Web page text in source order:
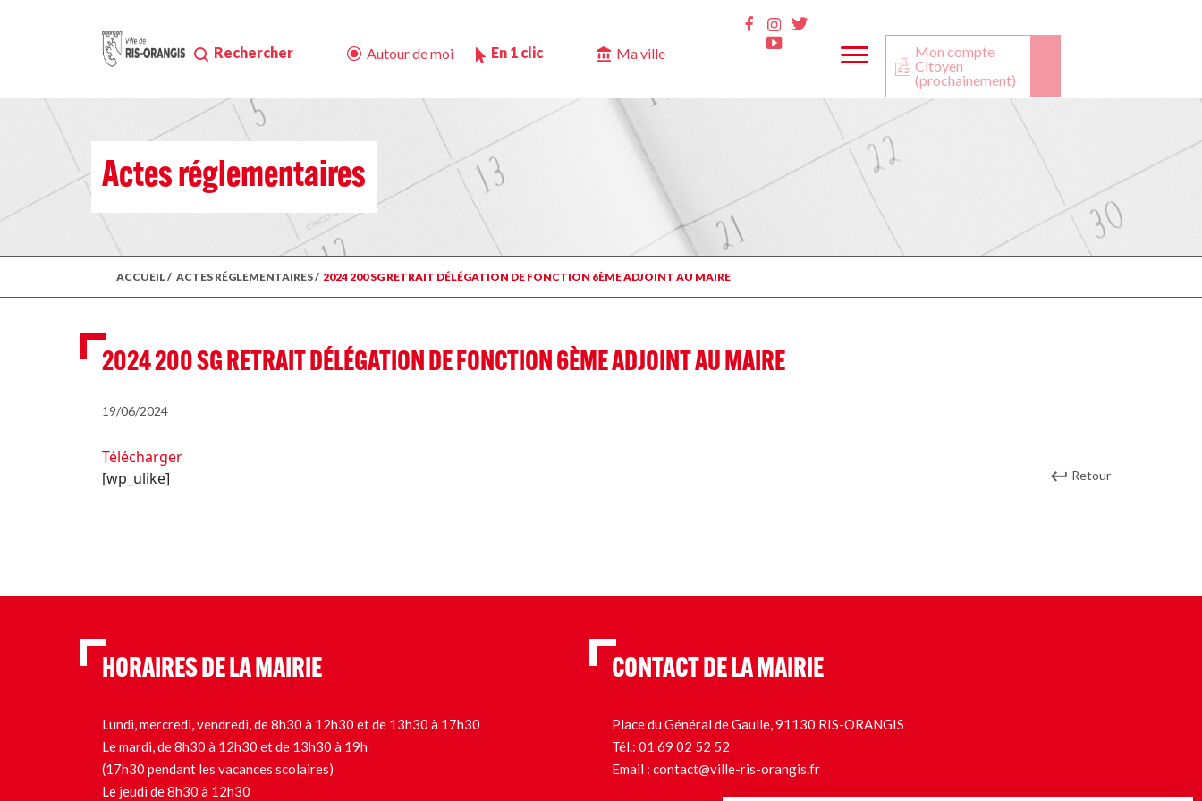
Rechercher Autour de moi En 1 clic Ma ville
Facebook
InstaTwitter
Youtube
Mon compte
Citoyen
(prochainement)
Actes réglementaires
ACCUEIL/ ACTES RÉGLEMENTAIRES/ 2024 200 SG RETRAIT DÉLÉGATION DE FONCTION 6ÈME ADJOINT AU MAIRE
2024 200 SG RETRAIT DÉLÉGATION DE FONCTION 6ÈME ADJOINT AU MAIRE
19/06/2024
Télécharger
[wp_ulike]
Retour
HORAIRES DE LA MAIRIE
Lundi, mercredi, vendredi, de 8h30 à 12h30 et de 13h30 à 17h30
Le mardi, de 8h30 à 12h30 et de 13h30 à 19h
(17h30 pendant les vacances scolaires)
Le jeudi de 8h30 à 12h30
CONTACT DE LA MAIRIE
Place du Général de Gaulle, 91130 RIS-ORANGIS
Tél.: 01 69 02 52 52
Email : contact@ville-ris-orangis.fr